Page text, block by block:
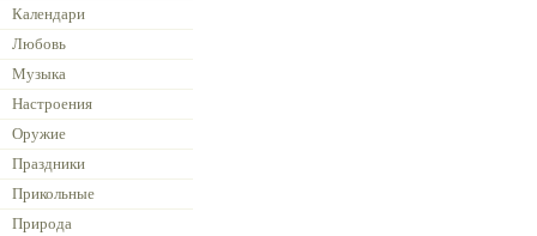
Календари
Любовь
Музыка
Настроения
Оружие
Праздники
Прикольные
Природа